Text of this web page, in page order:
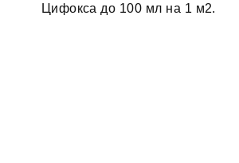
Цифокса до 100 мл на 1 м2.